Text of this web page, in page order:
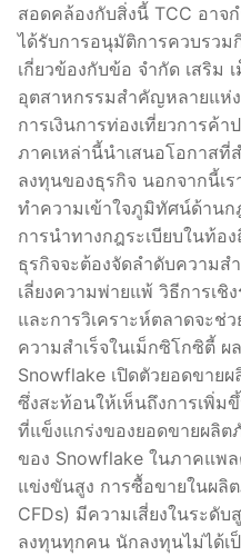
สอดคล้องกับสิ่งนี้ TCC อาจ
ได้รับการอนุมัติการควบรวม
เกี่ยวข้องกับข้อ จำกัด เสริม
อุตสาหกรรมสำคัญหลายแห่
การเงินการท่องเที่ยวการค้
ภาคเหล่านี้นำเสนอโอกาสที่
ลงทุนของธุรกิจ นอกจากนี้เ
ทำความเข้าใจภูมิทัศน์ด้านก
การนำทางกฎระเบียบในท้
ธุรกิจจะต้องจัดลำดับความ
เลี่ยงความพ่ายแพ้ วิธีการเชิ
และการวิเคราะห์ตลาดจะช่
ความสำเร็จในเม็กซิโกซิตี้
Snowflake เปิดตัวยอดขา
ซึ่งสะท้อนให้เห็นถึงการเพิ่ม
ที่แข็งแกร่งของยอดขายผลิ
ของ Snowflake ในภาคแพ
แข่งขันสูง การซื้อขายในผลิ
CFDs) มีความเสี่ยงในระดั
ลงทุนทุกคน นักลงทุนไม่ได้เ